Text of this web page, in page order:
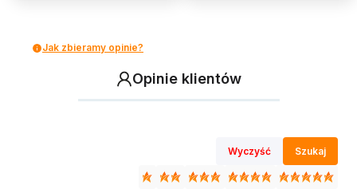
Jak zbieramy opinie?
Opinie klientów
Wyczyść Szukaj